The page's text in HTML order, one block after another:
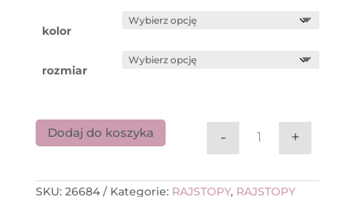
kolor
rozmiar
ilość Rajstopy
- +
Dodaj do koszyka
SKU: 26684 Kategorie: RAJSTOPY, RAJSTOPY